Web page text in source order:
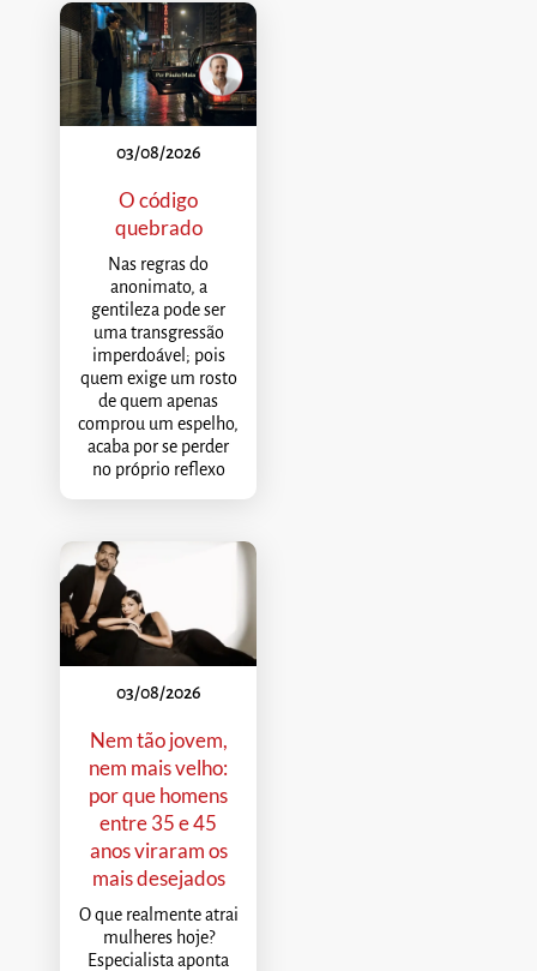
03/08/2026
O código
quebrado
Nas regras do
anonimato, a
gentileza pode ser
uma transgressão
imperdoável; pois
quem exige um rosto
de quem apenas
comprou um espelho,
acaba por se perder
no próprio reflexo
03/08/2026
Nem tão jovem,
nem mais velho:
por que homens
entre 35 e 45
anos viraram os
mais desejados
O que realmente atrai
mulheres hoje?
Especialista aponta